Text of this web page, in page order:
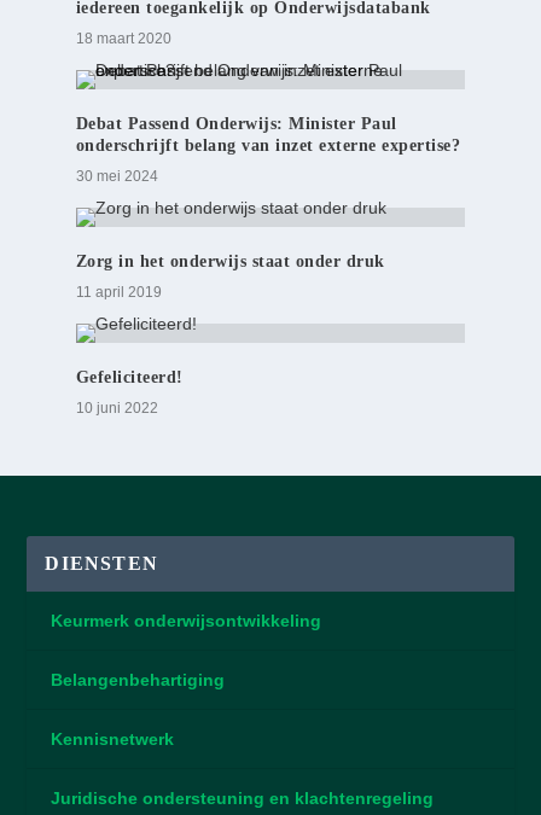
iedereen toegankelijk op Onderwijsdatabank
18 maart 2020
Debat Passend Onderwijs: Minister Paul
onderschrijft belang van inzet externe expertise?
30 mei 2024
Zorg in het onderwijs staat onder druk
11 april 2019
Gefeliciteerd!
10 juni 2022
DIENSTEN
Keurmerk onderwijsontwikkeling
Belangenbehartiging
Kennisnetwerk
Juridische ondersteuning en klachtenregeling